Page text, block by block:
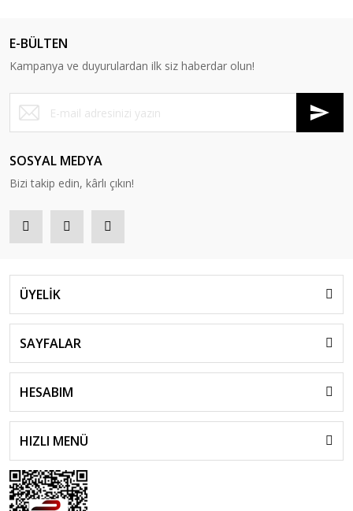
E-BÜLTEN
Kampanya ve duyurulardan ilk siz haberdar olun!
SOSYAL MEDYA
Bizi takip edin, kârlı çıkın!
ÜYELİK
SAYFALAR
HESABIM
HIZLI MENÜ